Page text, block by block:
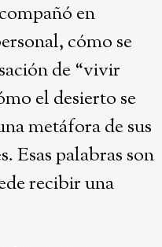
en
cómo se
de “vivir
el desierto se
metáfora de sus
Esas palabras son
recibir una